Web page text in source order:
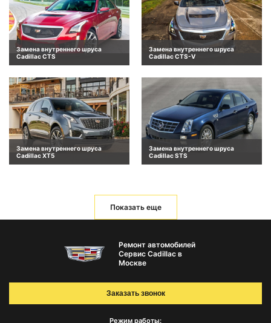
Замена внутреннего шруса
Cadillac CTS
Замена внутреннего шруса
Cadillac CTS-V
Замена внутреннего шруса
Cadillac XT5
Замена внутреннего шруса
Cadillac STS
Показать еще
Ремонт автомобилей
Сервис Cadillac в
Москве
Режим работы:
Заказать звонок